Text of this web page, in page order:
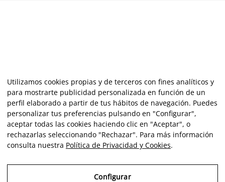
Utilizamos cookies propias y de terceros con fines analíticos y
para mostrarte publicidad personalizada en función de un
perfil elaborado a partir de tus hábitos de navegación. Puedes
personalizar tus preferencias pulsando en "Configurar",
aceptar todas las cookies haciendo clic en "Aceptar", o
rechazarlas seleccionando "Rechazar". Para más información
consulta nuestra Política de Privacidad y Cookies.
Configurar